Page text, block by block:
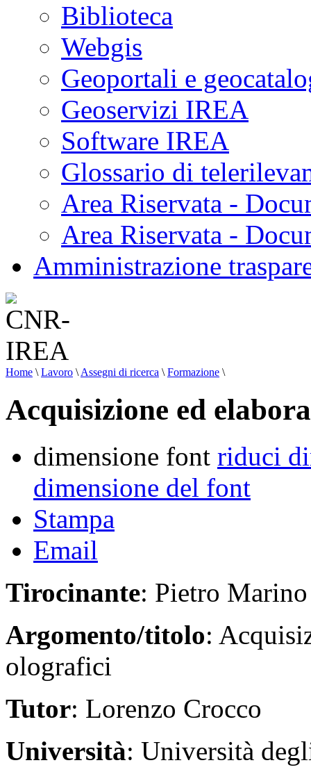
Biblioteca
Webgis
Geoportali e
Geoservizi IREA
Software IREA
Glossario di
Area Riservata -
Area Riservata -
Amministrazione
Home \ Lavoro \ Assegni di ricerca \ Formazione \
Acquisizione ed
dimensione font riduci
dimensione del font
Stampa
Email
Tirocinante: Pietro Marino
Argomento/titolo:
olografici
Tutor: Lorenzo Crocco
Università: Università